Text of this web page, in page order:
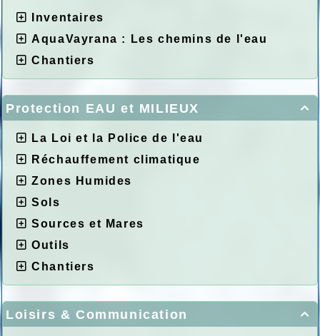
Inventaires
AquaVayrana : Les chemins de l'eau
Chantiers

Protection EAU et MILIEUX
La Loi et la Police de l'eau
Réchauffement climatique
Zones Humides
Sols
Sources et Mares
Outils
Chantiers

Loisirs & Communication